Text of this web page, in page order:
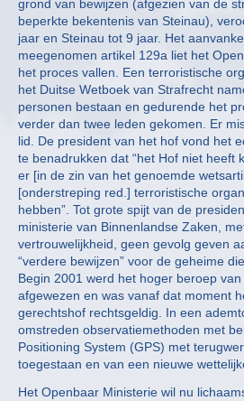
grond van bewijzen (afgezien van de
beperkte bekentenis van Steinau),
jaar en Steinau tot 9 jaar. Het
meegenomen artikel 129a liet het
het proces vallen. Een terroristische
het Duitse Wetboek van Strafrecht
personen bestaan en gedurende het
verder dan twee leden gekomen. Er
lid. De president van het hof vond het
te benadrukken dat “het Hof niet heeft
er [in de zin van het genoemde
[onderstreping red.] terroristische
hebben”. Tot grote spijt van de
ministerie van Binnenlandse Zaken,
vertrouwelijkheid, geen gevolg geven
“verdere bewijzen” voor de geheime
Begin 2001 werd het hoger beroep
afgewezen en was vanaf dat moment
gerechtshof rechtsgeldig. In een
omstreden observatiemethoden met
Positioning System (GPS) met
toegestaan en van een nieuwe
Het Openbaar Ministerie wil nu